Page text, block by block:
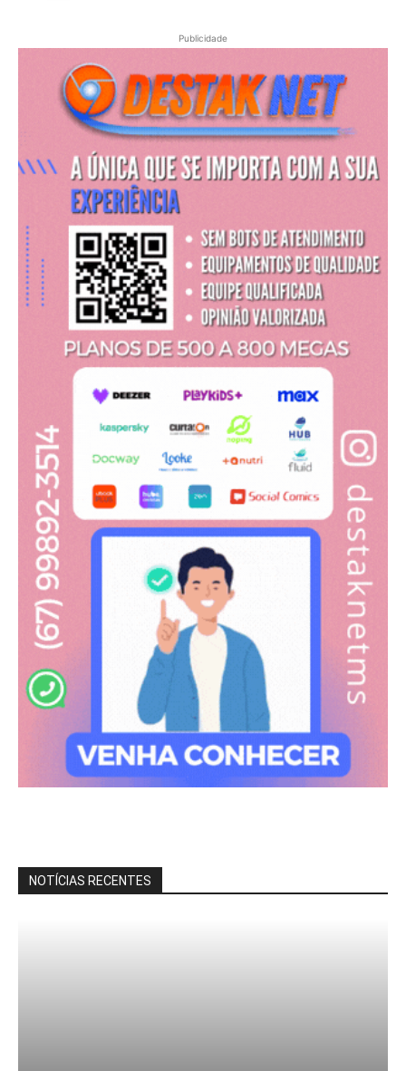
Publicidade
NOTÍCIAS RECENTES